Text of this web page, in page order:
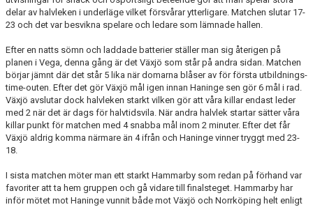
delar av halvleken i underläge vilket försvårar ytterligare. Matchen slutar 17-
23 och det var besvikna spelare och ledare som lämnade hallen.
Efter en natts sömn och laddade batterier ställer man sig återigen på
planen i Vega, denna gång är det Växjö som står på andra sidan. Matchen
börjar jämnt där det står 5 lika när domarna blåser av för första utbildnings-
time-outen. Efter det gör Växjö mål igen innan Haninge sen gör 6 mål i rad.
Växjö avslutar dock halvleken starkt vilken gör att våra killar endast leder
med 2 när det är dags för halvtidsvila. När andra halvlek startar sätter våra
killar punkt för matchen med 4 snabba mål inom 2 minuter. Efter det får
Växjö aldrig komma närmare än 4 ifrån och Haninge vinner tryggt med 23-
18.
I sista matchen möter man ett starkt Hammarby som redan på förhand var
favoriter att ta hem gruppen och gå vidare till finalsteget. Hammarby har
inför mötet mot Haninge vunnit både mot Växjö och Norrköping helt enligt